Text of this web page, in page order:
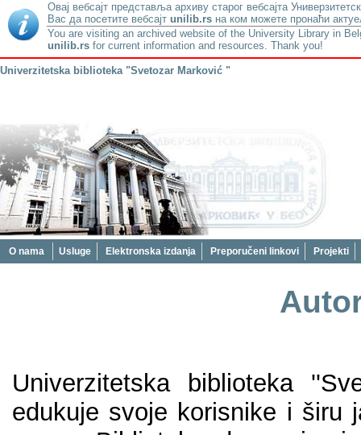
Овај вебсајт представља архиву старог вебсајта
Вас да посетите вебсајт unilib.rs на ком можете пронаћи
You are visiting an archived website of the University Library in
unilib.rs for current information and resources. Thank you!
Univerzitetska biblioteka "Svetozar Marković "
O nama Usluge Elektronska izdanja Preporučeni linkovi Projekti
Univerzitetska biblioteka
edukuje svoje korisnike i širu